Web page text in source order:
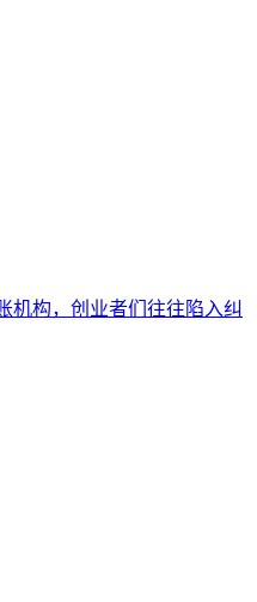
机构，创业者们往往陷入纠